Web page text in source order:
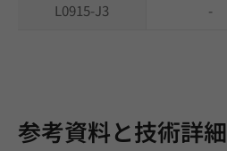
L0915-J3 -
参考資料と技術詳細